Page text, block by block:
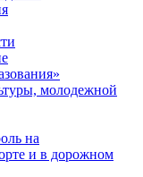
молодежной
на
и в дорожном